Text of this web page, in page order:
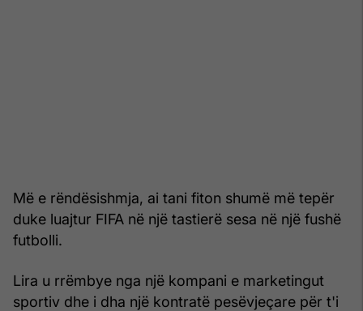
Më e rëndësishmja, ai tani fiton shumë më tepër
duke luajtur FIFA në një tastierë sesa në një fushë
futbolli.
Lira u rrëmbye nga një kompani e marketingut
sportiv dhe i dha një kontratë pesëvjeçare për t'i